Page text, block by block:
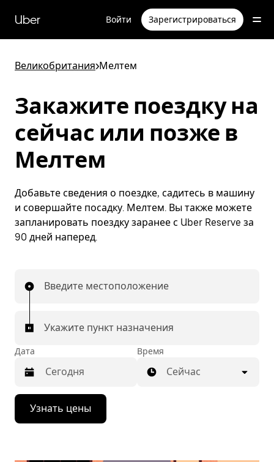
перейти
к
содержимому
Uber Войти Зарегистрироваться
Великобритания>Мелтем
Закажите поездку на
сейчас или позже в
Мелтем
Добавьте сведения о поездке, садитесь в машину
и совершайте посадку. Мелтем. Вы также можете
запланировать поездку заранее с Uber Reserve за
90 дней наперед.
Введите местоположение
Укажите пункт назначения
Дата
Нажмите
стрелку
вниз,
Время
Сейчас
Узнать цены